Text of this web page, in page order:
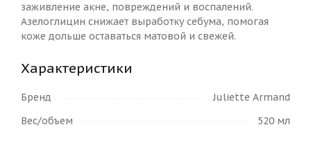
заживление акне, повреждений и воспалений.
Азелоглицин снижает выработку себума, помогая
коже дольше оставаться матовой и свежей.
Характеристики
Бренд
Juliette Armand
Вес/объем
520 мл